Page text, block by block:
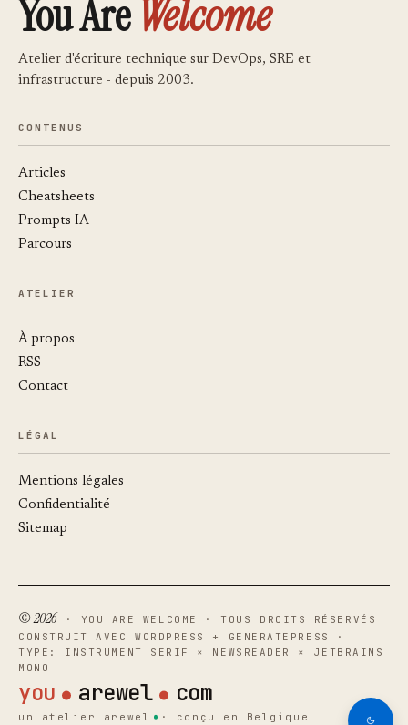
You AreWelcome
Atelier d'écriture technique sur DevOps, SRE et
infrastructure - depuis 2003.
CONTENUS
Articles
Cheatsheets
Prompts IA
Parcours
ATELIER
À propos
RSS
Contact
LÉGAL
Mentions légales
Confidentialité
Sitemap
© 2026 · YOU ARE WELCOME · TOUS DROITS RÉSERVÉS
CONSTRUIT AVEC WORDPRESS + GENERATEPRESS ·
TYPE: INSTRUMENT SERIF × NEWSREADER × JETBRAINS
MONO
you arewel com
un atelier arewel · conçu en Belgique